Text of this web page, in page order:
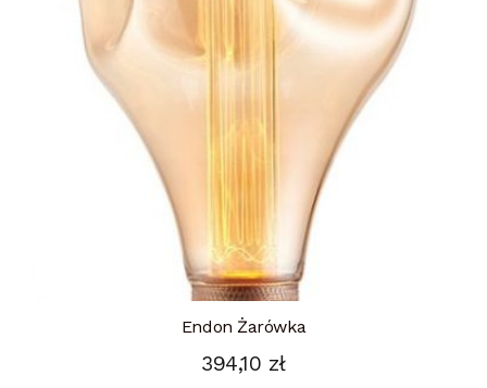
Endon Żarówka
394,10 zł